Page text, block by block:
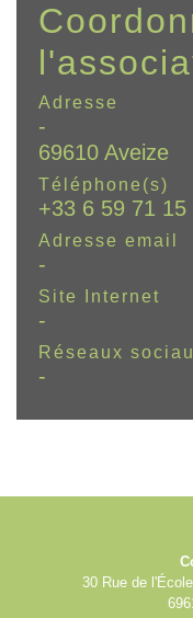
Adresse
-
69610 Aveize
Téléphone(s)
+33 6 59 71 15
Adresse email
-
Site Internet
-
Réseaux
-
30 Rue de